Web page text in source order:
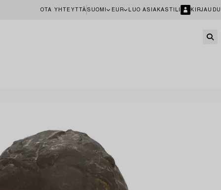
OTA YHTEYTTÄ SUOMI EUR LUO ASIAKASTILI KIRJAUDU